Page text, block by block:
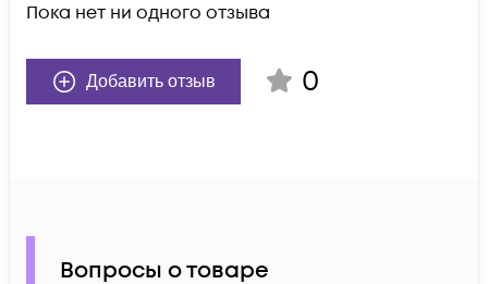
Пока нет ни одного отзыва
Добавить отзыв 0
Вопросы о товаре